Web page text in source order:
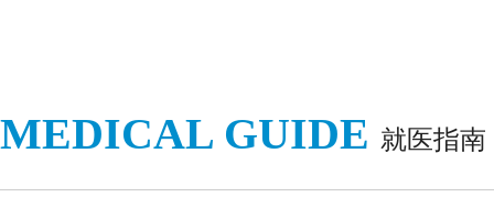
MEDICAL GUIDE 就医指南